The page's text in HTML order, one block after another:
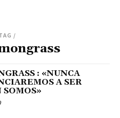
/
: «NUNCA
A SER
SOMOS»